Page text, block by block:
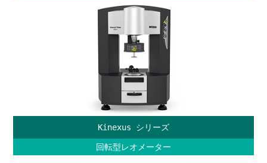
Kinexus シリーズ
回転型レオメーター